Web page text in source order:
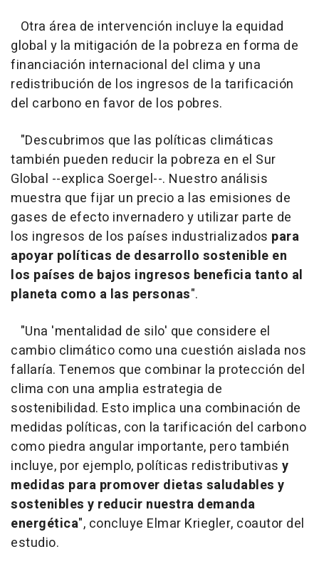
Otra área de intervención incluye la equidad
global y la mitigación de la pobreza en forma de
financiación internacional del clima y una
redistribución de los ingresos de la tarificación
del carbono en favor de los pobres.
"Descubrimos que las políticas climáticas
también pueden reducir la pobreza en el Sur
Global --explica Soergel--. Nuestro análisis
muestra que fijar un precio a las emisiones de
gases de efecto invernadero y utilizar parte de
los ingresos de los países industrializados para
apoyar políticas de desarrollo sostenible en
los países de bajos ingresos beneficia tanto al
planeta como a las personas".
"Una 'mentalidad de silo' que considere el
cambio climático como una cuestión aislada nos
fallaría. Tenemos que combinar la protección del
clima con una amplia estrategia de
sostenibilidad. Esto implica una combinación de
medidas políticas, con la tarificación del carbono
como piedra angular importante, pero también
incluye, por ejemplo, políticas redistributivas y
medidas para promover dietas saludables y
sostenibles y reducir nuestra demanda
energética", concluye Elmar Kriegler, coautor del
estudio.